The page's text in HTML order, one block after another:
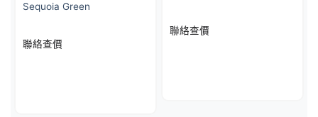
Sequoia Green
聯絡查價
聯絡查價